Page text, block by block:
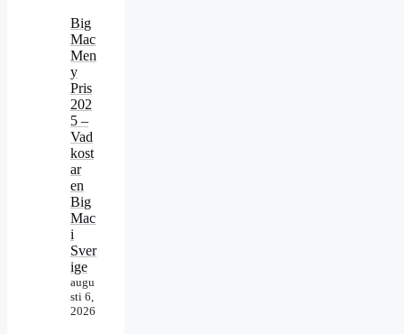
Big
Mac
Men
y
Pris
202
5 –
Vad
kost
ar
en
Big
Mac
i
Sver
ige
augu
sti 6,
2026